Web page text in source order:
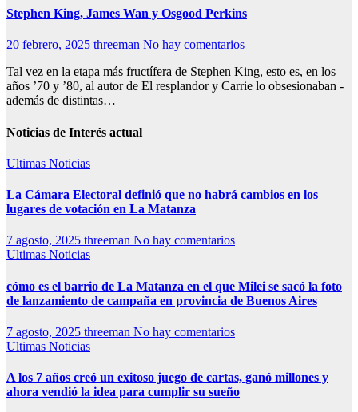
Stephen King, James Wan y Osgood Perkins
20 febrero, 2025 threeman No hay comentarios
Tal vez en la etapa más fructífera de Stephen King, esto es, en los
años ’70 y ’80, al autor de El resplandor y Carrie lo obsesionaban -
además de distintas…
Noticias de Interés actual
Ultimas Noticias
La Cámara Electoral definió que no habrá cambios en los
lugares de votación en La Matanza
7 agosto, 2025 threeman No hay comentarios
Ultimas Noticias
cómo es el barrio de La Matanza en el que Milei se sacó la foto
de lanzamiento de campaña en provincia de Buenos Aires
7 agosto, 2025 threeman No hay comentarios
Ultimas Noticias
A los 7 años creó un exitoso juego de cartas, ganó millones y
ahora vendió la idea para cumplir su sueño